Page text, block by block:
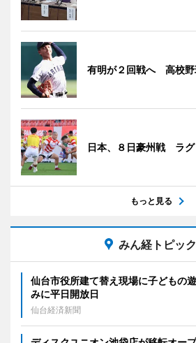
有明が２回戦へ 高校野
日本、８日豪州戦 ラグ
もっと見る
みん経トピッ
仙台市役所建て替え現場に子どもの
みに平日開放日
仙台経済新聞